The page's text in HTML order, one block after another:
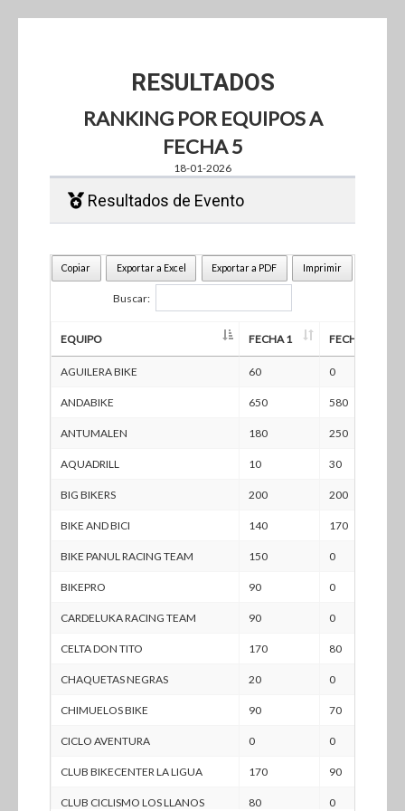
RESULTADOS
RANKING POR EQUIPOS A
FECHA 5
18-01-2026
Resultados de Evento
Copiar Exportar a Excel Exportar a PDF Imprimir
Buscar:
EQUIPO FECHA 1
FECHA 2
AGUILERA BIKE 60 0
ANDABIKE 650 580
ANTUMALEN 180 250
AQUADRILL 10 30
BIG BIKERS 200 200
BIKE AND BICI 140 170
BIKE PANUL RACING TEAM 150 0
BIKEPRO 90 0
CARDELUKA RACING TEAM 90 0
CELTA DON TITO 170 80
CHAQUETAS NEGRAS 20 0
CHIMUELOS BIKE 90 70
CICLO AVENTURA 0 0
CLUB BIKECENTER LA LIGUA 170 90
CLUB CICLISMO LOS LLANOS 80 0